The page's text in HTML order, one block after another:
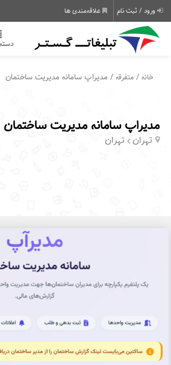
ورود / ثبت نام علاقه‌مندی ها
خانه /متفرقه / مدیراپ سامانه مدیریت ساختمان
مدیراپ سامانه مدیریت ساختمان
تهران تهران